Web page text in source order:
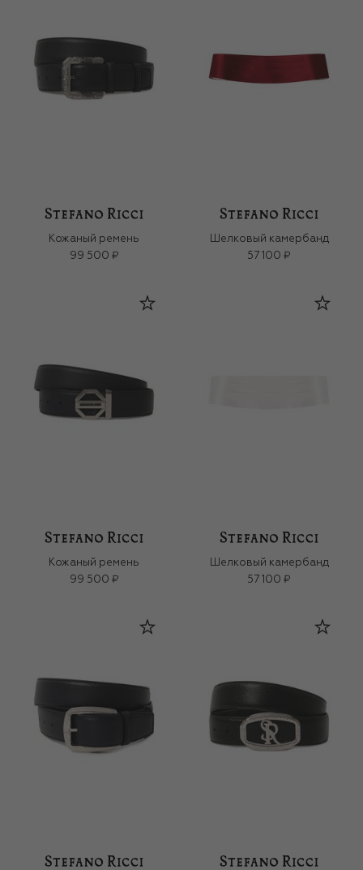
Кожаный ремень
99 500 ₽
Шелковый камербанд
57 100 ₽
Кожаный ремень
99 500 ₽
Шелковый камербанд
57 100 ₽